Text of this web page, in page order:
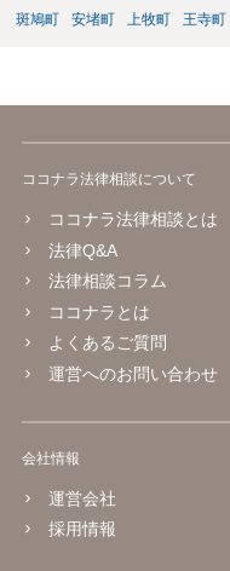
斑鳩町
安堵町 上牧町 王寺町
ココナラ法律相談について
ココナラ法律相談とは
法律Q&A
法律相談コラム
ココナラとは
よくあるご質問
運営へのお問い合わせ
会社情報
運営会社
採用情報